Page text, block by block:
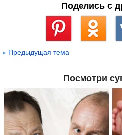
Поделись с
« Предыдущая тема
Посмотри